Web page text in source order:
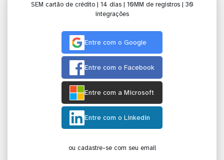
SEM cartão de crédito | 14 dias | 10MM de registros | 30
integrações
Entre com o Google
Entre com o Facebook
Entre com a Microsoft
Entre com o Linkedin
ou cadastre-se com seu email